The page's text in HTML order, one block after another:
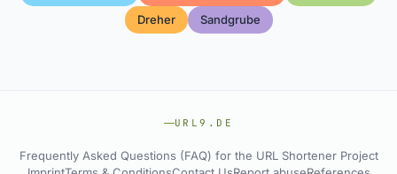
Dreher
Sandgrube
URL9.DE
Frequently Asked Questions (FAQ) for the URL Shortener Project